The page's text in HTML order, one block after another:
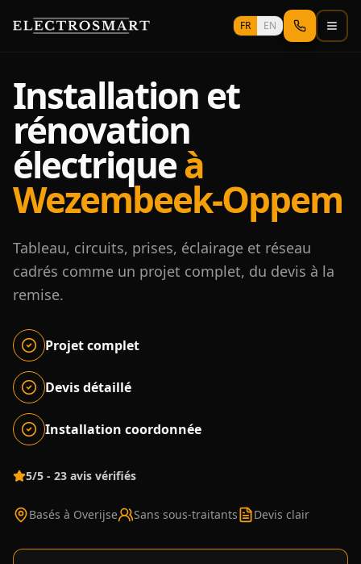
FR EN
Installation et
rénovation
électriqueà
Wezembeek-Oppem
Tableau, circuits, prises, éclairage et réseau
cadrés comme un projet complet, du devis à la
remise.
Projet complet
Devis détaillé
Installation coordonnée
5/5 - 23 avis vérifiés
Basés à Overijse Sans sous-traitants Devis clair